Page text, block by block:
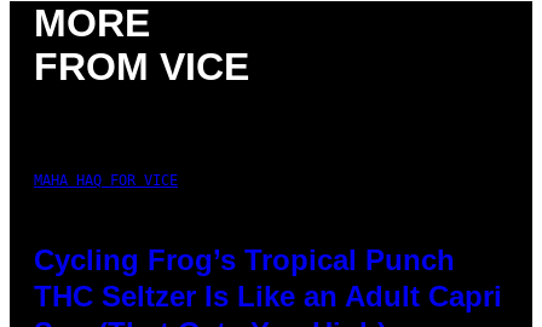
MORE
FROM VICE
MAHA HAQ FOR VICE
Cycling Frog’s Tropical Punch
THC Seltzer Is Like an Adult Capri